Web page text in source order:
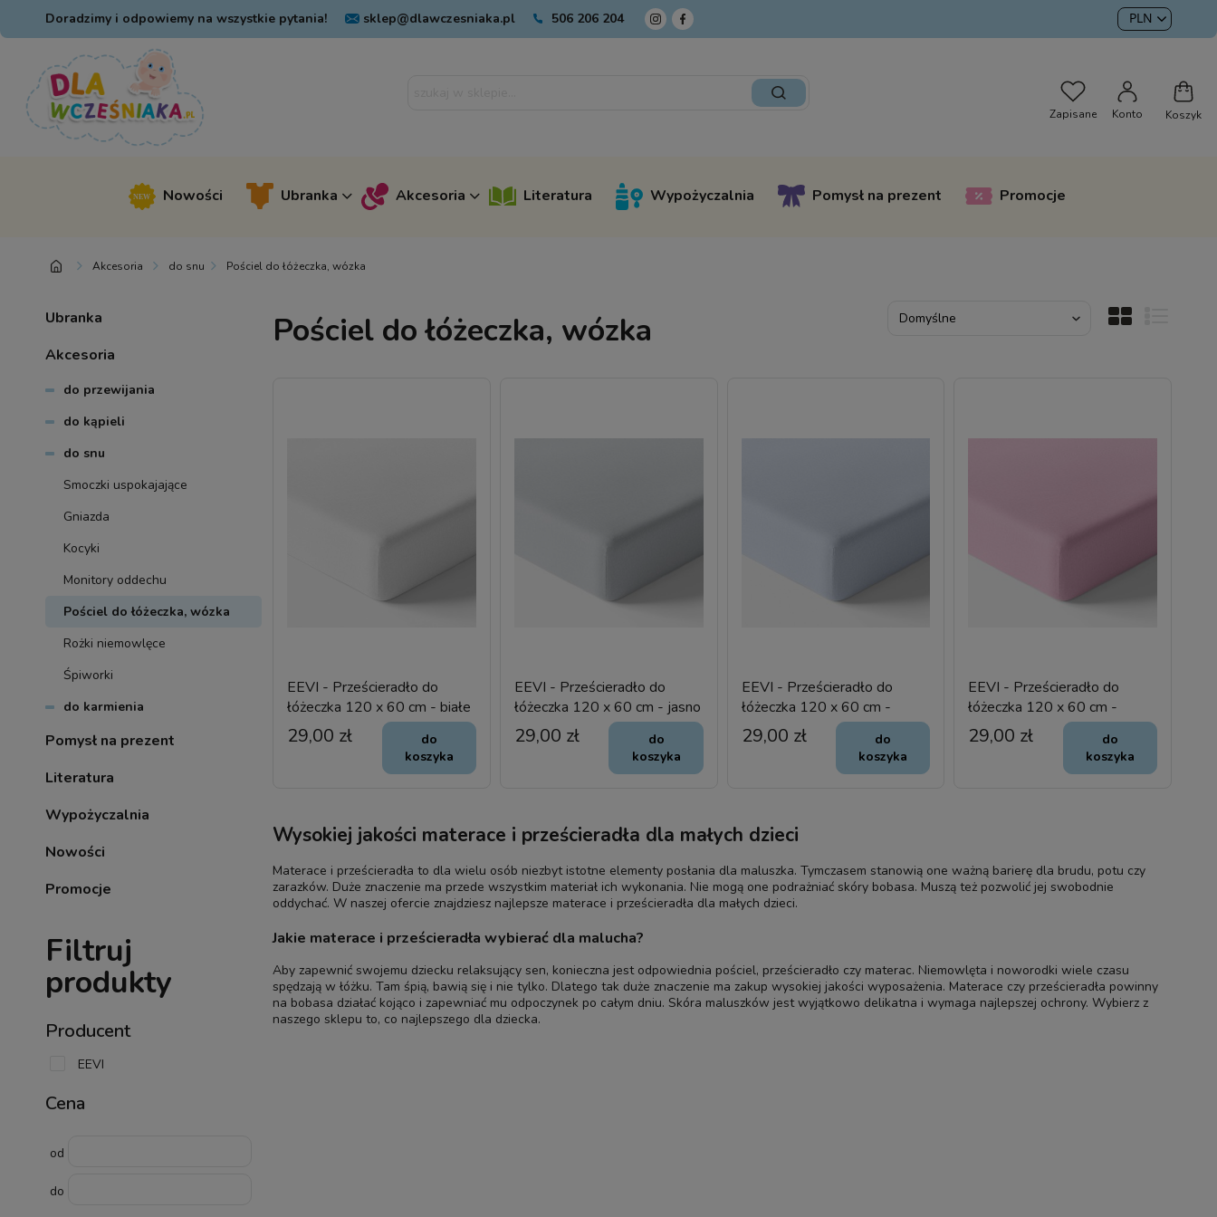
Doradzimy i odpowiemy na wszystkie pytania! sklep@dlawczesniaka.pl 506 206 204
Nowości Ubranka Akcesoria Literatura Wypożyczalnia Pomysł na prezent Promocje
Akcesoria do snu Pościel do łóżeczka, wózka
Ubranka
Akcesoria
do przewijania
do kąpieli
do snu
Smoczki uspokajające
Gniazda
Kocyki
Monitory oddechu
Pościel do łóżeczka, wózka
Rożki niemowlęce
Śpiworki
do karmienia
Pomysł na prezent
Literatura
Wypożyczalnia
Nowości
Promocje
Filtruj
produkty
Producent
EEVI
Cena
od
do
Pościel do łóżeczka, wózka
EEVI - Prześcieradło do
łóżeczka 120 x 60 cm - białe
29,00 zł
do
koszyka
EEVI - Prześcieradło do
łóżeczka 120 x 60 cm - jasno
szary
29,00 zł
do
koszyka
EEVI - Prześcieradło do
łóżeczka 120 x 60 cm -
niebieskie
29,00 zł
do
koszyka
EEVI - Prześcieradło do
łóżeczka 120 x 60 cm -
różowe
29,00 zł
do
koszyka
Wysokiej jakości materace i prześcieradła dla małych dzieci
Materace i prześcieradła to dla wielu osób niezbyt istotne elementy posłania dla maluszka. Tymczasem stanowią one ważną barierę dla brudu, potu czy
zarazków. Duże znaczenie ma przede wszystkim materiał ich wykonania. Nie mogą one podrażniać skóry bobasa. Muszą też pozwolić jej swobodnie
oddychać. W naszej ofercie znajdziesz najlepsze materace i prześcieradła dla małych dzieci.
Jakie materace i prześcieradła wybierać dla malucha?
Aby zapewnić swojemu dziecku relaksujący sen, konieczna jest odpowiednia pościel, prześcieradło czy materac. Niemowlęta i noworodki wiele czasu
spędzają w łóżku. Tam śpią, bawią się i nie tylko. Dlatego tak duże znaczenie ma zakup wysokiej jakości wyposażenia. Materace czy prześcieradła powinny
na bobasa działać kojąco i zapewniać mu odpoczynek po całym dniu. Skóra maluszków jest wyjątkowo delikatna i wymaga najlepszej ochrony. Wybierz z
naszego sklepu to, co najlepszego dla dziecka.